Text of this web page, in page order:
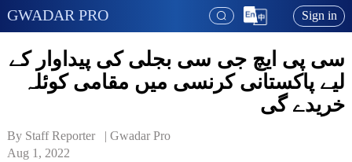
GWADAR PRO Sign in
سی پی ایچ جی سی بجلی کی پیداوار کے
لیے پاکستانی کرنسی میں مقامی کوئلہ
خریدے گی
By Staff Reporter   | Gwadar Pro
Aug 1, 2022